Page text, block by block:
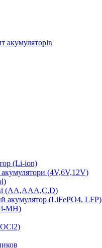
акумуляторів
(Li-ion)
(4V,6V,12V)
(AA,AAA,C,D)
акумулятор (LiFePO4, LFP)
MH)